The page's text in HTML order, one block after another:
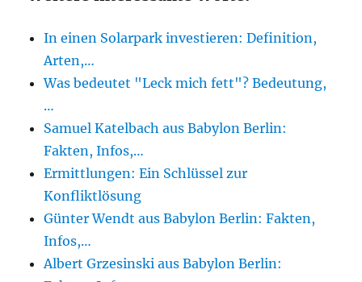
In einen Solarpark investieren: Definition,
Arten,…
Was bedeutet "Leck mich fett"? Bedeutung,
…
Samuel Katelbach aus Babylon Berlin:
Fakten, Infos,…
Ermittlungen: Ein Schlüssel zur
Konfliktlösung
Günter Wendt aus Babylon Berlin: Fakten,
Infos,…
Albert Grzesinski aus Babylon Berlin: